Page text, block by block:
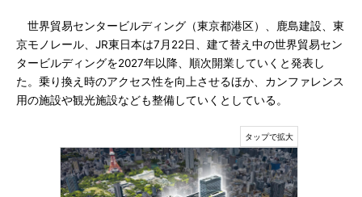
世界貿易センタービルディング（東京都港区）、鹿島建設、東
京モノレール、JR東日本は7月22日、建て替え中の世界貿易セン
タービルディングを2027年以降、順次開業していくと発表し
た。乗り換え時のアクセス性を向上させるほか、カンファレンス
用の施設や観光施設なども整備していくとしている。